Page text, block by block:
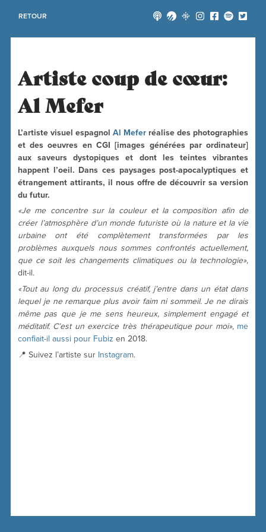
RETOUR
Artiste coup de cœur:
Al Mefer
L’artiste visuel espagnol Al Mefer réalise des photographies
et des oeuvres en CGI [images générées par ordinateur]
aux saveurs dystopiques et dont les teintes vibrantes
happent l’oeil. Dans ces paysages post-apocalyptiques et
étrangement attirants, il nous offre de découvrir sa version
du futur.
«Je me concentre sur la couleur et la composition afin de
créer l’atmosphère d’un monde futuriste où la nature et la vie
urbaine ont été complètement transformées par les
problèmes auxquels nous sommes confrontés actuellement,
que ce soit les changements climatiques ou la technologie»,
dit-il.
«Tout au long du processus créatif, j’entre dans un état dans
lequel je ne remarque plus avoir faim ni sommeil. Je ne dirais
même pas que je me sens heureux, simplement engagé et
méditatif. C’est un exercice très thérapeutique pour moi», me
confiait-il aussi pour Fubiz en 2018.
📍 Suivez l’artiste sur Instagram.